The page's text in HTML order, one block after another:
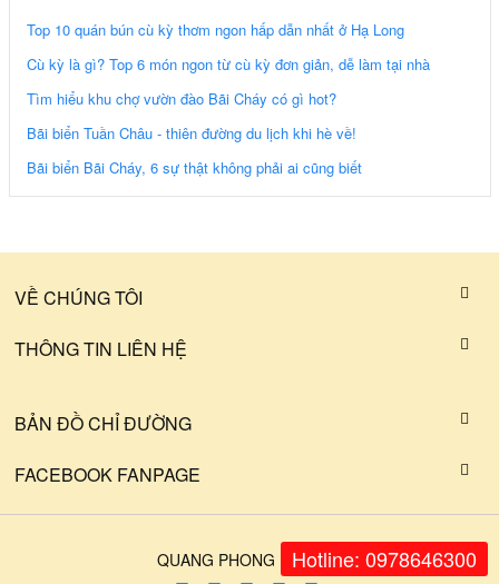
Top 10 quán bún cù kỳ thơm ngon hấp dẫn nhất ở Hạ Long
Cù kỳ là gì? Top 6 món ngon từ cù kỳ đơn giản, dễ làm tại nhà
Tìm hiểu khu chợ vườn đào Bãi Cháy có gì hot?
Bãi biển Tuần Châu - thiên đường du lịch khi hè về!
Bãi biển Bãi Cháy, 6 sự thật không phải ai cũng biết
VỀ CHÚNG TÔI
THÔNG TIN LIÊN HỆ
BẢN ĐỒ CHỈ ĐƯỜNG
FACEBOOK FANPAGE
QUANG PHONG FOODHotline: 0978646300